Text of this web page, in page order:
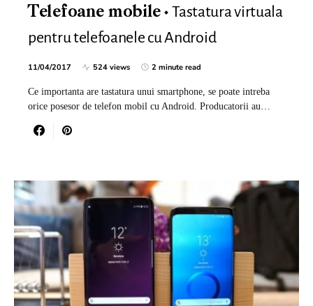
Telefoane mobile
Tastatura virtuala
pentru telefoanele cu Android
11/04/2017 524 views 2 minute read
Ce importanta are tastatura unui smartphone, se poate intreba
orice posesor de telefon mobil cu Android. Producatorii au…